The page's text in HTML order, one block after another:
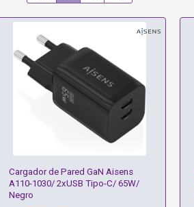
Cargador de Pared GaN Aisens
A110-1030/ 2xUSB Tipo-C/ 65W/
Negro